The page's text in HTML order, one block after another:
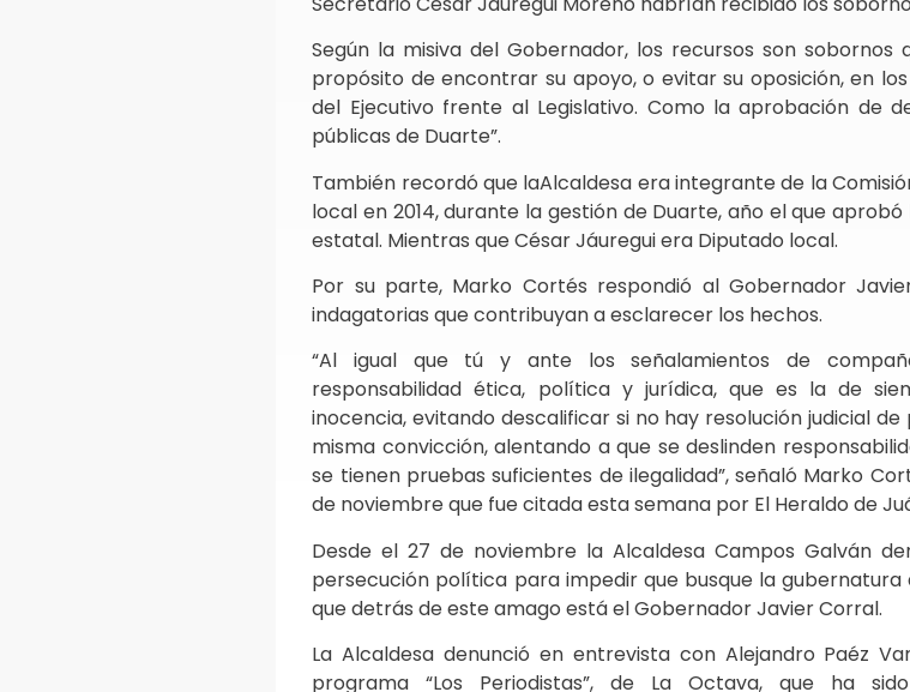
Según la misiva del Gobernador, los recursos son sobornos
propósito de encontrar su apoyo, o evitar su oposición, en
del Ejecutivo frente al Legislativo. Como la aprobación de
públicas de Duarte”.
También recordó que laAlcaldesa era integrante de la
local en 2014, durante la gestión de Duarte, año el que
estatal. Mientras que César Jáuregui era Diputado local.
Por su parte, Marko Cortés respondió al Gobernador
indagatorias que contribuyan a esclarecer los hechos.
“Al igual que tú y ante los señalamientos de
responsabilidad ética, política y jurídica, que es la de
inocencia, evitando descalificar si no hay resolución judicial
misma convicción, alentando a que se deslinden
se tienen pruebas suficientes de ilegalidad”, señaló Marko
de noviembre que fue citada esta semana por El Heraldo de
Desde el 27 de noviembre la Alcaldesa Campos Galván
persecución política para impedir que busque la gubernatura
que detrás de este amago está el Gobernador Javier Corral.
La Alcaldesa denunció en entrevista con Alejandro Paéz
programa “Los Periodistas”, de La Octava, que ha